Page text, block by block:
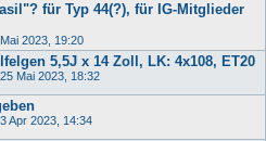
für Typ 44(?), für IG-Mitglieder
2023, 19:20
5,5J x 14 Zoll, LK: 4x108, ET20
25 Mai 2023, 18:32
Apr 2023, 14:34